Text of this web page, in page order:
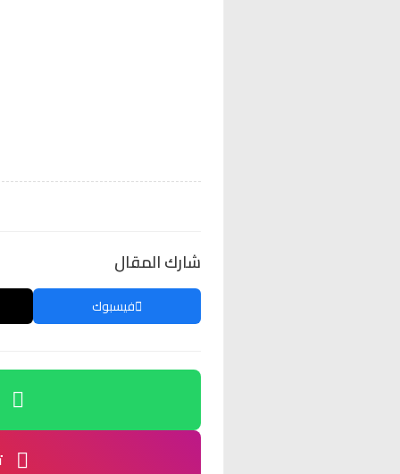
شارك المقال
فيسبوك